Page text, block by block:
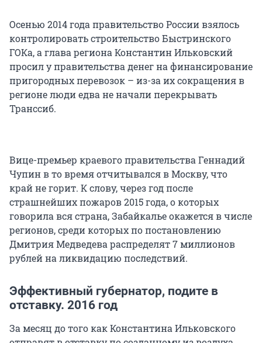
Осенью 2014 года правительство России взялось
контролировать строительство Быстринского
ГОКа, а глава региона Константин Ильковский
просил у правительства денег на финансирование
пригородных перевозок – из-за их сокращения в
регионе люди едва не начали перекрывать
Транссиб.
Вице-премьер краевого правительства Геннадий
Чупин в то время отчитывался в Москву, что
край не горит. К слову, через год после
страшнейших пожаров 2015 года, о которых
говорила вся страна, Забайкалье окажется в числе
регионов, среди которых по постановлению
Дмитрия Медведева распределят 7 миллионов
рублей на ликвидацию последствий.
Эффективный губернатор, подите в
отставку. 2016 год
За месяц до того как Константина Ильковского